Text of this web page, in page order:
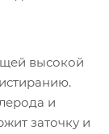
высокой
и
заточку и